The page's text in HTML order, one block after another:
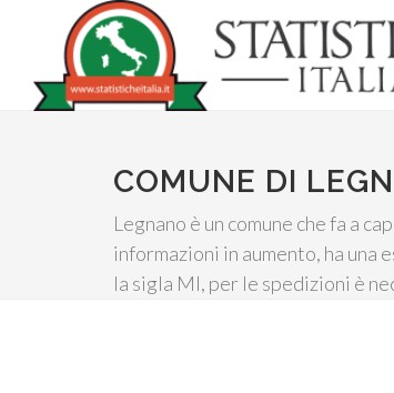
COMUNE DI
Legnano è un comune che fa a
informazioni in aumento, ha una
la sigla MI, per le spedizioni è